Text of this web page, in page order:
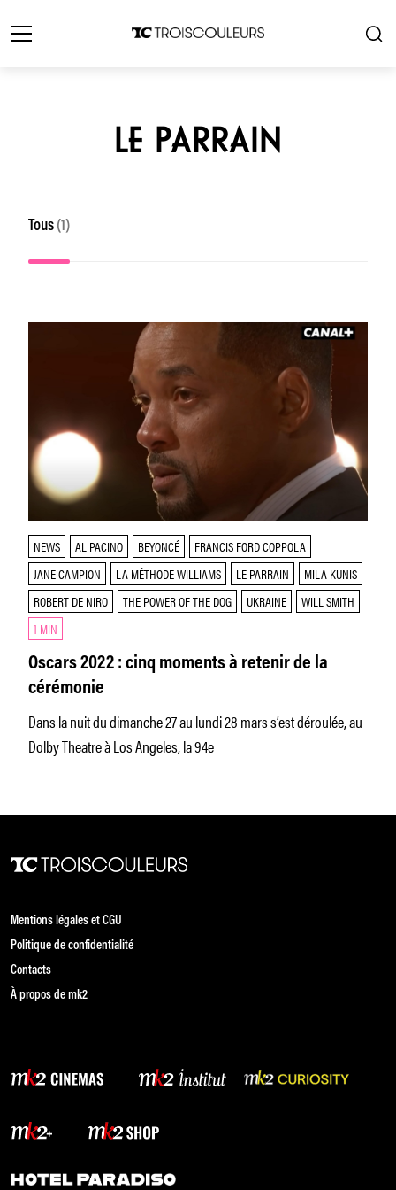
LE PARRAIN
Tous (1)
NEWS AL PACINO BEYONCÉ
FRANCIS FORD COPPOLA
JANE CAMPION
LA MÉTHODE WILLIAMS LE PARRAIN
MILA KUNIS
ROBERT DE NIRO
THE POWER OF THE DOG UKRAINE
WILL SMITH
1 MIN
Oscars 2022 : cinq moments à retenir de la
cérémonie
Dans la nuit du dimanche 27 au lundi 28 mars s’est déroulée, au
Dolby Theatre à Los Angeles, la 94e
Mentions légales et CGU
Politique de confidentialité
Contacts
À propos de mk2